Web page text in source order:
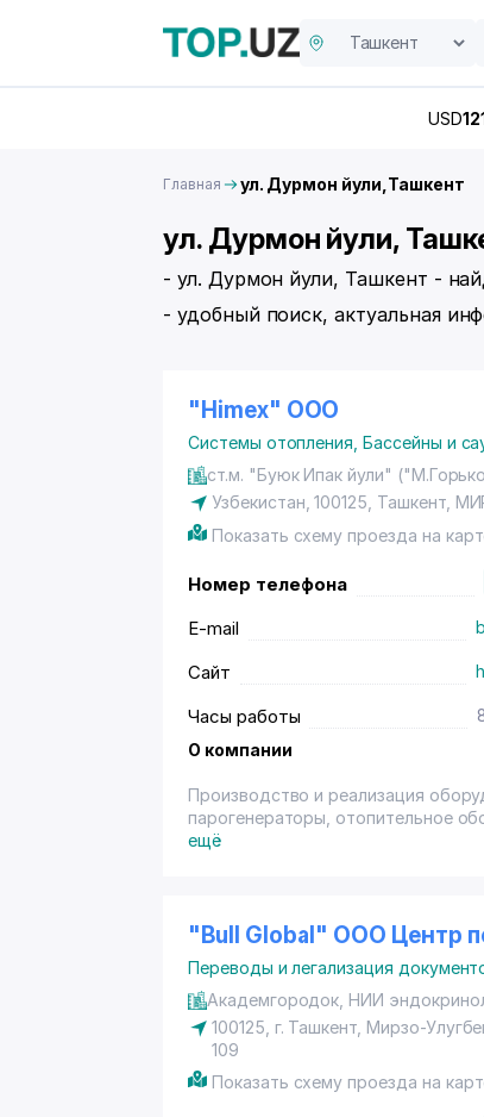
USD
Главная ул. Дурмон йули,Ташкент
ул. Дурмон йули,
- ул. Дурмон йули, Ташкент -
- удобный поиск, актуальная
"Himex" ООО
Системы отопления ,Бассейны и
ст.м. "Буюк Ипак йули"
Узбекистан, 100125, Ташкент,
Показать схему проезда на
Номер телефона
E-mail
Сайт
Часы работы
О компании
Производство и реализация
парогенераторы, отопительное
ещё
"Bull Global" ООО Центр
Переводы и легализация
Академгородок, НИИ
100125, г. Ташкент Мирзо-
109
Показать схему проезда на